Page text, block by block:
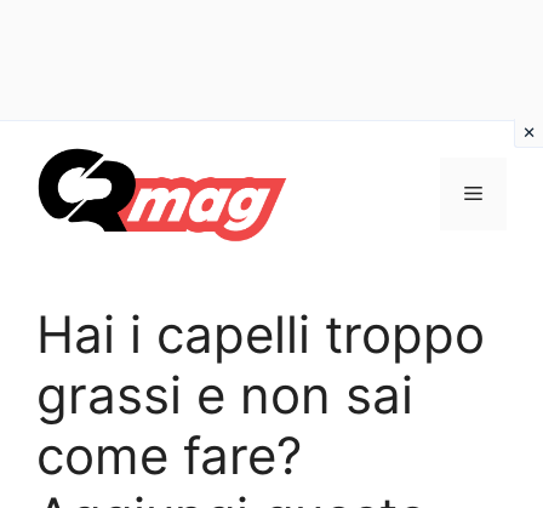
contenuto
Menu
Hai i capelli troppo
grassi e non sai
come fare?